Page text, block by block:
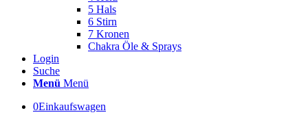
5 Hals
6 Stirn
7 Kronen
Chakra Öle & Sprays
Login
Suche
Menü Menü
0Einkaufswagen